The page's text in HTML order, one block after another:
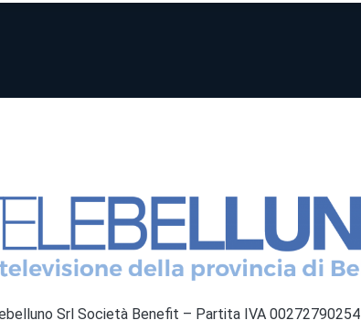
Srl Società Benefit – Partita IVA 00272790254